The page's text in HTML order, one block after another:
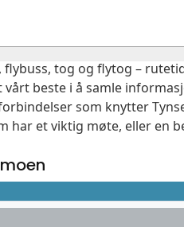
flybuss, tog og flytog –
beste i å samle
som knytter
har et viktig møte, eller en